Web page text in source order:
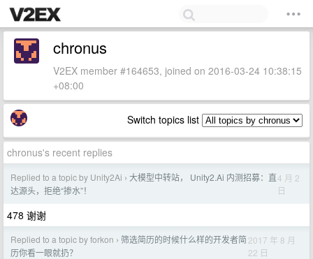
chronus
V2EX member #164653, joined on 2016-03-24 10:38:15
+08:00
Switch topics list
chronus's recent replies
Replied to a topic by Unity2Ai › 大模型中转站， Unity2.Ai 内测招募：直
达源头，拒绝“掺水”！
4 月 2
日
478 谢谢
Replied to a topic by forkon › 筛选简历的时候什么样的开发者简
历你看一眼就扔？
2017 年 8 月
22 日